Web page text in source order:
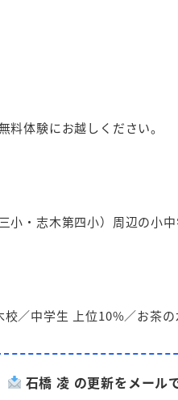
体験にお越しください。
小・志木第四小）周辺の小
／中学生 上位10%／お茶
石橋 凌 の更新をメール